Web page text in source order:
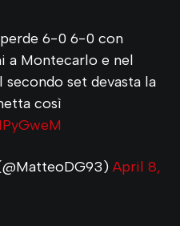
6-0 6-0 con
a Montecarlo e nel
secondo set devasta la
così
April 8,